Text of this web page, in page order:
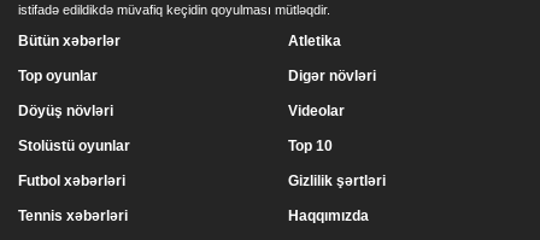
istifadə edildikdə müvafiq keçidin qoyulması mütləqdir.
Bütün xəbərlər
Top oyunlar
Döyüş növləri
Stolüstü oyunlar
Atletika
Digər növləri
Videolar
Top 10
Futbol xəbərləri
Tennis xəbərləri
Gizlilik şərtləri
Haqqımızda